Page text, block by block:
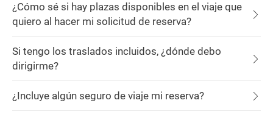
¿Cómo sé si hay plazas disponibles en el viaje que
quiero al hacer mi solicitud de reserva?
Si tengo los traslados incluidos, ¿dónde debo
dirigirme?
¿Incluye algún seguro de viaje mi reserva?